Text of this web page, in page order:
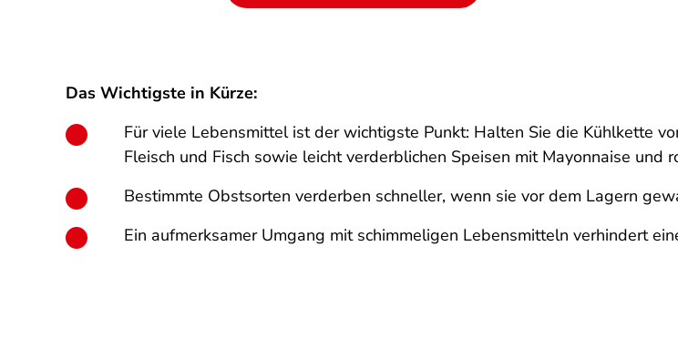
Das Wichtigste in Kürze:
Für viele Lebensmittel ist der wichtigste Punkt: Halten Sie die Kühlkette
Fleisch und Fisch sowie leicht verderblichen Speisen mit Mayonnaise und
Bestimmte Obstsorten verderben schneller, wenn sie vor dem Lagern
Ein aufmerksamer Umgang mit schimmeligen Lebensmitteln verhindert